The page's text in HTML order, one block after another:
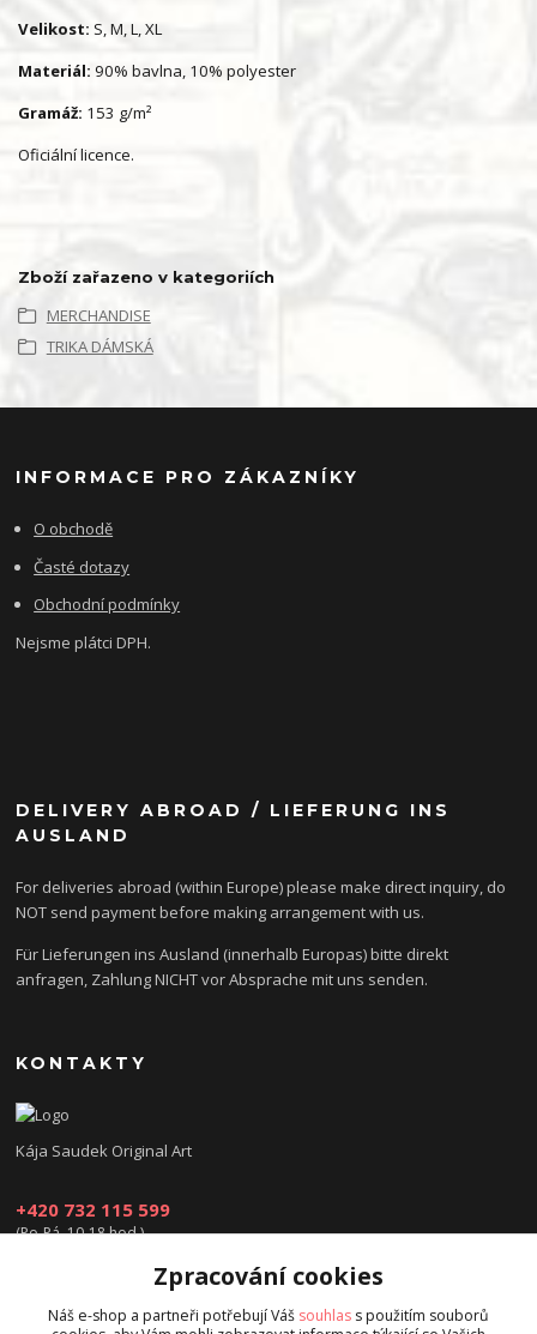
Velikost: S, M, L, XL
Materiál: 90% bavlna, 10% polyester
Gramáž: 153 g/m²
Oficiální licence.
Zboží zařazeno v kategoriích
MERCHANDISE
TRIKA DÁMSKÁ
INFORMACE PRO ZÁKAZNÍKY
O obchodě
Časté dotazy
Obchodní podmínky
Nejsme plátci DPH.
DELIVERY ABROAD / LIEFERUNG INS
AUSLAND
For deliveries abroad (within Europe) please make direct inquiry, do
NOT send payment before making arrangement with us.
Für Lieferungen ins Ausland (innerhalb Europas) bitte direkt
anfragen, Zahlung NICHT vor Absprache mit uns senden.
KONTAKTY
Kája Saudek Original Art
+420 732 115 599
(Po-Pá, 10-18 hod.)
obchod@kajasaudek.cz
Zpracování cookies
Náš e-shop a partneři potřebují Váš souhlas s použitím souborů